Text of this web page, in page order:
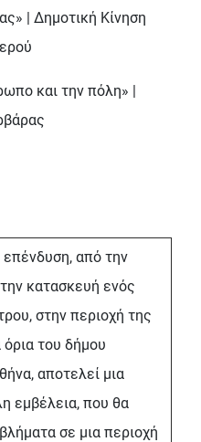
| Δημοτική Κίνηση
και την πόλη» |
επένδυση, από την
κατασκευή ενός
στην περιοχή της
του δήμου
αποτελεί μια
εμβέλεια, που θα
σε μια περιοχή